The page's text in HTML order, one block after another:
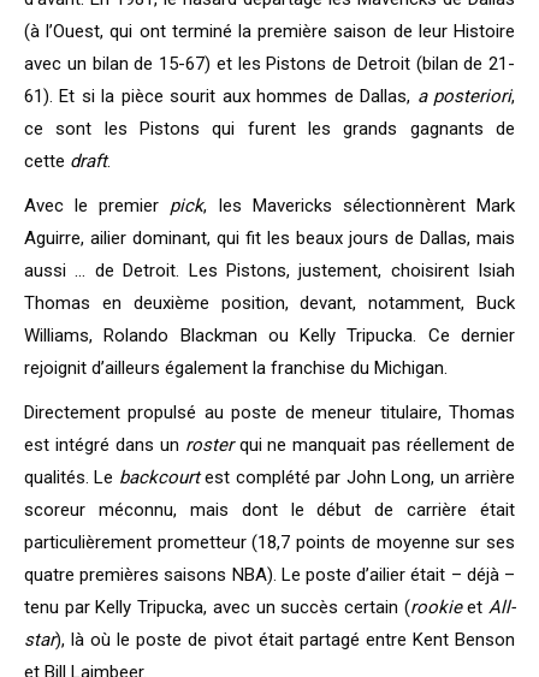
(à l’Ouest, qui ont terminé la première saison de leur Histoire
avec un bilan de 15-67) et les Pistons de Detroit (bilan de 21-
61). Et si la pièce sourit aux hommes de Dallas, a posteriori,
ce sont les Pistons qui furent les grands gagnants de
cette draft.
Avec le premier pick, les Mavericks sélectionnèrent Mark
Aguirre, ailier dominant, qui fit les beaux jours de Dallas, mais
aussi … de Detroit. Les Pistons, justement, choisirent Isiah
Thomas en deuxième position, devant, notamment, Buck
Williams, Rolando Blackman ou Kelly Tripucka. Ce dernier
rejoignit d’ailleurs également la franchise du Michigan.
Directement propulsé au poste de meneur titulaire, Thomas
est intégré dans un rosterqui ne manquait pas réellement de
qualités. Le backcourtest complété par John Long, un arrière
scoreur méconnu, mais dont le début de carrière était
particulièrement prometteur (18,7 points de moyenne sur ses
quatre premières saisons NBA). Le poste d’ailier était – déjà –
tenu par Kelly Tripucka, avec un succès certain (rookieetAll-
star), là où le poste de pivot était partagé entre Kent Benson
et Bill Laimbeer.